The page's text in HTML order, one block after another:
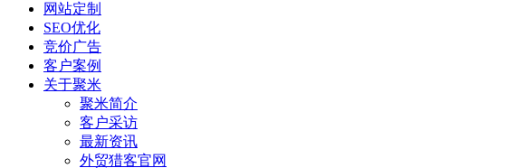
网站定制
SEO优化
竞价广告
客户案例
关于聚米
聚米简介
客户采访
最新资讯
外贸猎客官网